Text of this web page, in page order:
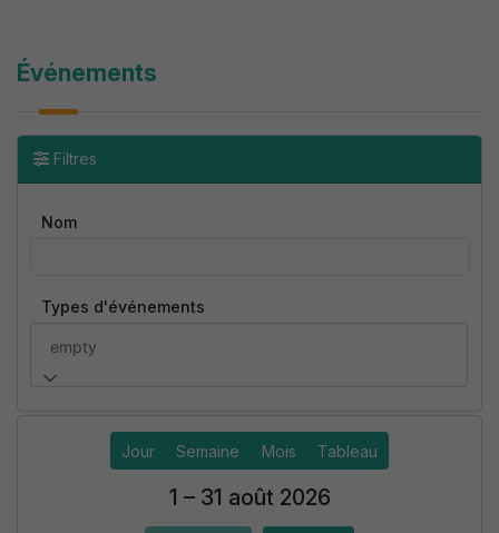
Événements
Filtres
Nom
Types d'événements
empty
Jour Semaine Mois Tableau
1 – 31 août 2026